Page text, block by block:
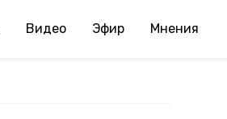
Видео Эфир Мнения